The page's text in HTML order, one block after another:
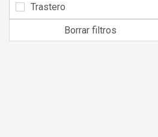
Trastero
Borrar filtros